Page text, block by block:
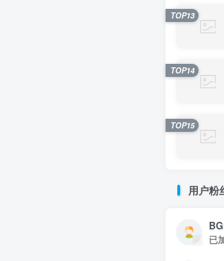
TOP13
TOP14
TOP15
用户粉
已